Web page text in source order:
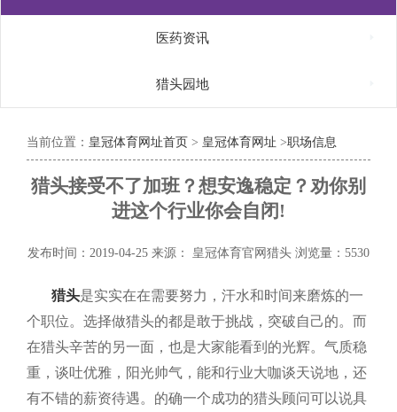
医药资讯
猎头园地
当前位置： 皇冠体育网址首页 > 皇冠体育网址 >职场信息
猎头接受不了加班？想安逸稳定？劝你别
进这个行业你会自闭!
发布时间：2019-04-25 来源： 皇冠体育官网猎头 浏览量：5530
猎头是实实在在需要努力，汗水和时间来磨炼的一
个职位。选择做猎头的都是敢于挑战，突破自己的。而
在猎头辛苦的另一面，也是大家能看到的光辉。气质稳
重，谈吐优雅，阳光帅气，能和行业大咖谈天说地，还
有不错的薪资待遇。的确一个成功的猎头顾问可以说具